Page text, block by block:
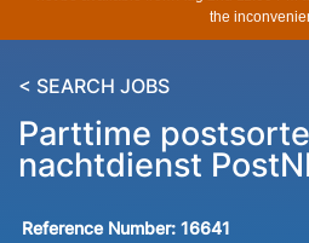
the
< SEARCH JOBS
Parttime
nachtdienst
Reference Number: 16641